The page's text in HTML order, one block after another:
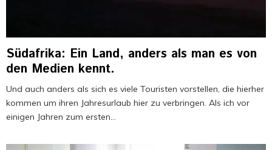
Südafrika: Ein Land, anders als man es von
den Medien kennt.
Und auch anders als sich es viele Touristen vorstellen, die hierher
kommen um ihren Jahresurlaub hier zu verbringen. Als ich vor
einigen Jahren zum ersten...